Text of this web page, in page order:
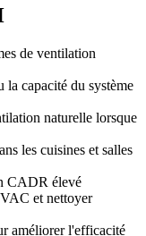
de ventilation
la capacité du système
naturelle lorsque
les cuisines et salles
CADR élevé
et nettoyer
améliorer l'efficacité